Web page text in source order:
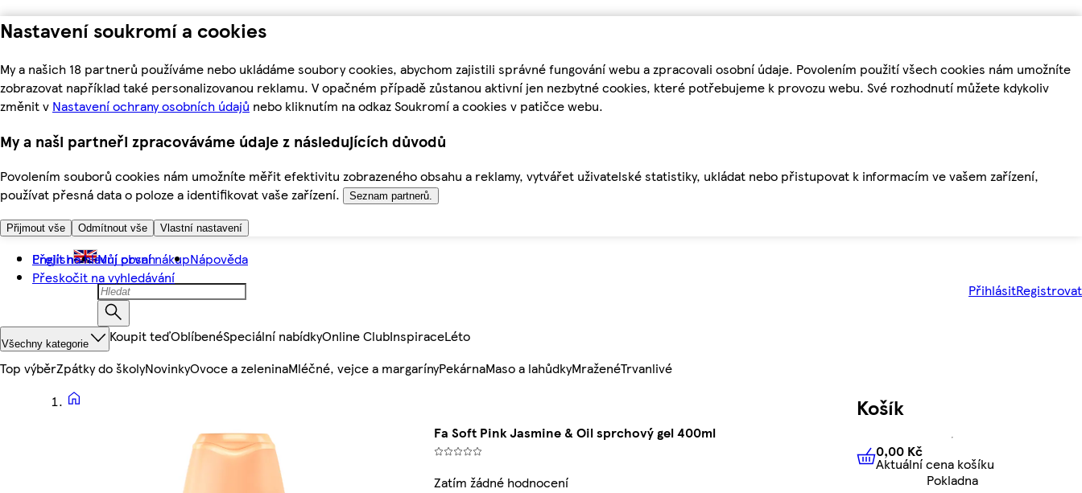
Nastavení soukromí a cookies
My a našich 18 partnerů používáme nebo ukládáme soubory cookies, abychom zajistili správné fungování webu a zpracovali osobní údaje. Povolením použití všech cookies nám umožníte
zobrazovat například také personalizovanou reklamu. V opačném případě zůstanou aktivní jen nezbytné cookies, které potřebujeme k provozu webu. Své rozhodnutí můžete kdykoliv
změnit v Nastavení ochrany osobních údajů nebo kliknutím na odkaz Soukromí a cookies v patičce webu.
My a naši partneři zpracováváme údaje z následujících důvodů
Povolením souborů cookies nám umožníte měřit efektivitu zobrazeného obsahu a reklamy, vytvářet uživatelské statistiky, ukládat nebo přistupovat k informacím ve vašem zařízení,
používat přesná data o poloze a identifikovat vaše zařízení.
Seznam partnerů.
Přijmout vše Odmítnout vše Vlastní nastavení
Přejít na hlavní obsah
Přeskočit na vyhledávání
English Můj první nákupNápověda
PřihlásitRegistrovat
Všechny kategorie Koupit teďOblíbenéSpeciální nabídkyOnline ClubInspiraceLéto
Top výběrZpátky do školyNovinkyOvoce a zeleninaMléčné, vejce a margarínyPekárnaMaso a lahůdkyMraženéTrvanlivé
Fa Soft Pink Jasmine & Oil sprchový gel 400ml
Zatím žádné hodnocení
Košík
0,00 KčAktuální cena košíku
0,00 Kč
Aktuální cena košíku
Pokladna